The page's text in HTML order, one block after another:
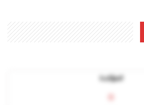
المؤكدة
0